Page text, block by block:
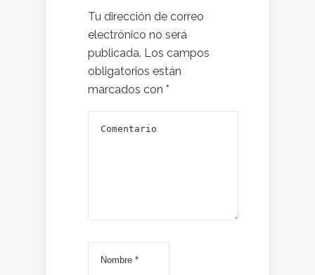
Tu dirección de correo
electrónico no será
publicada. Los campos
obligatorios están
marcados con *